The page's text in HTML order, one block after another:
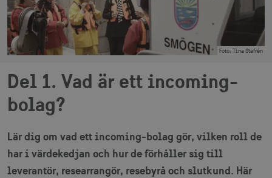
Foto: Tina Stafrén
Del 1. Vad är ett incoming-
bolag?
Lär dig om vad ett incoming-bolag gör, vilken roll de
har i värdekedjan och hur de förhåller sig till
leverantör, researrangör, resebyrå och slutkund. Här